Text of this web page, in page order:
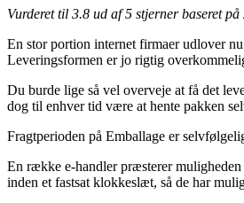
Vurderet til 3.8 ud af 5 stjerner baseret på
En stor portion internet firmaer udlover
Leveringsformen er jo rigtig
Du burde lige så vel overveje at få det
dog til enhver tid være at hente pakken
Fragtperioden på Emballage er
En række e-handler præsterer
inden et fastsat klokkeslæt, så de har